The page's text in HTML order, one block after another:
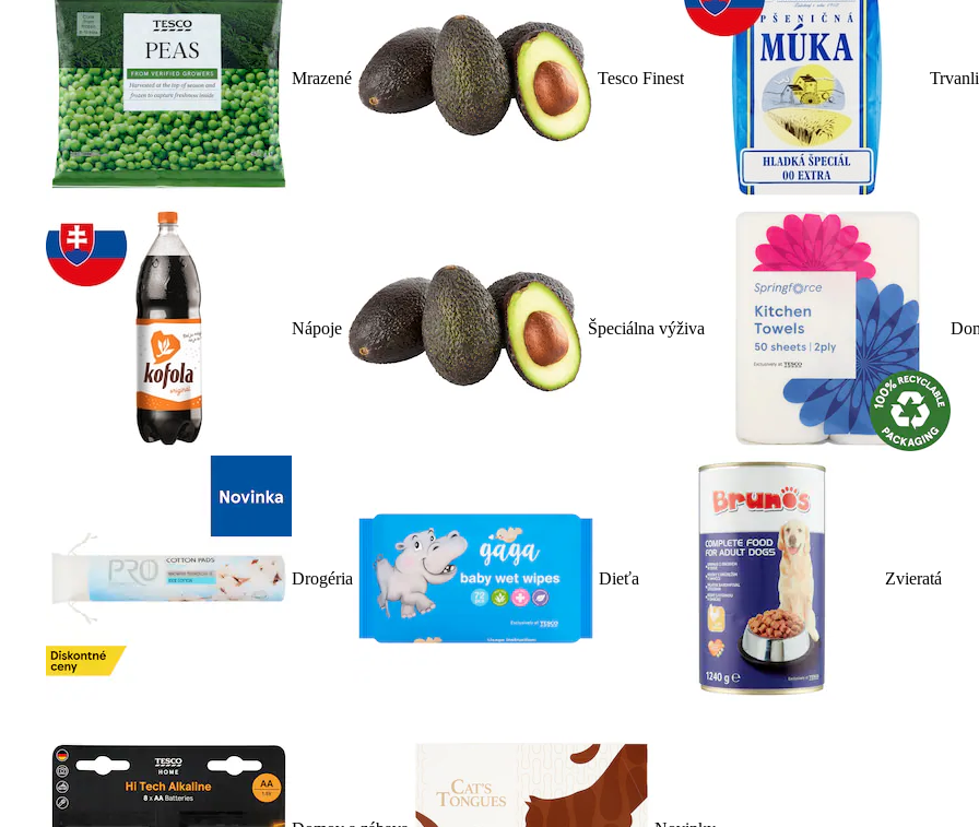
Mrazené Tesco Finest
Nápoje Špeciálna výživa
Drogéria Dieťa Zvieratá